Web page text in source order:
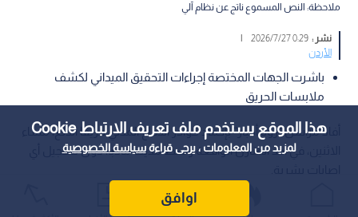
هذا الموقع يستخدم ملف تعريف الارتباط Cookie
لمزيد من المعلومات ، يرجى قراءةسياسة الخصوصية
اوافق
ملاحظة: النص المسموع ناتج عن نظام آلي
نشر :0:29 2026/7/27
|
الأردن
باشرت الجهات المختصة إجراءات التحقيق الميداني لكشف
ملابسات الحريق
أفاد مراسل "رؤيا أخبار" بإخماد كوادر الدفاع المدني حريقا اندلع، مساء
الاثنين، في أحد المنازل الواقعة وسط مدينة مادبا، دون تسجيل أي